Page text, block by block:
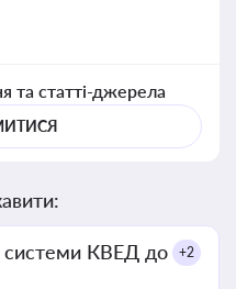
та статті-джерела
системи КВЕД до
+2